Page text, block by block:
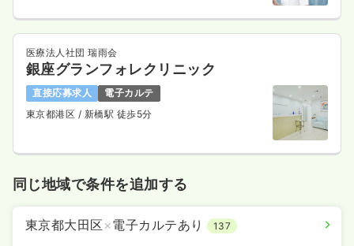
日勤のみ（常勤）
給与 21.7〜38.8
※一例
時間 8:45～16:45
月給38万円以上可
詳細を見る
日勤のみ（パート） 一時募集休止
給与 時給1,800〜2,400円
医療法人社団 瑞雨会
銀座グランフォレクリニック
直接応募求人
電子カルテ
東京都港区 / 新橋駅 徒歩5分
同じ地域で条件を追加する
東京都大田区 ×電子カルテあり 137